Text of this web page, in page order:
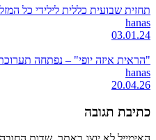
תחזית שבועית כללית לילידי כל
hanas
03.01.24
"הראית איזה יופי" – נפתחה
hanas
20.04.26
כתיבת תגובה